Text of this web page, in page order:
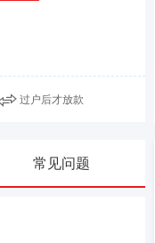
过户后才放款
常见问题